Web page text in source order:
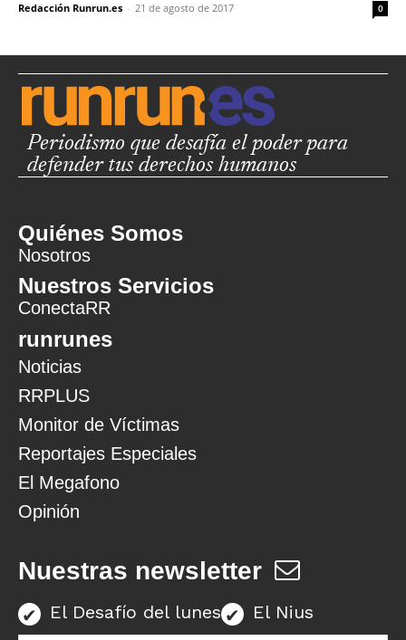
Redacción Runrun.es - 21 de agosto de 2017 0
Periodismo que desafía el poder para
defender tus derechos humanos
Quiénes Somos
Nosotros
Nuestros Servicios
ConectaRR
runrunes
Noticias
RRPLUS
Monitor de Víctimas
Reportajes Especiales
El Megafono
Opinión
Nuestras newsletter
El Desafío del lunes El Nius